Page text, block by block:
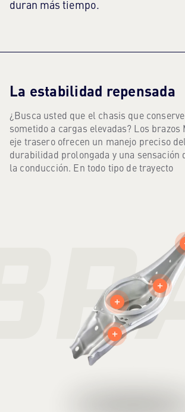
duran más tiempo.
La estabilidad repensada
LA ESTABILIDAD REPENSADA
¿Busca usted que el chasis que
sometido a cargas elevadas? Los brazos
eje trasero ofrecen un manejo preciso
durabilidad prolongada y una sensación
la conducción. En todo tipo de trayecto